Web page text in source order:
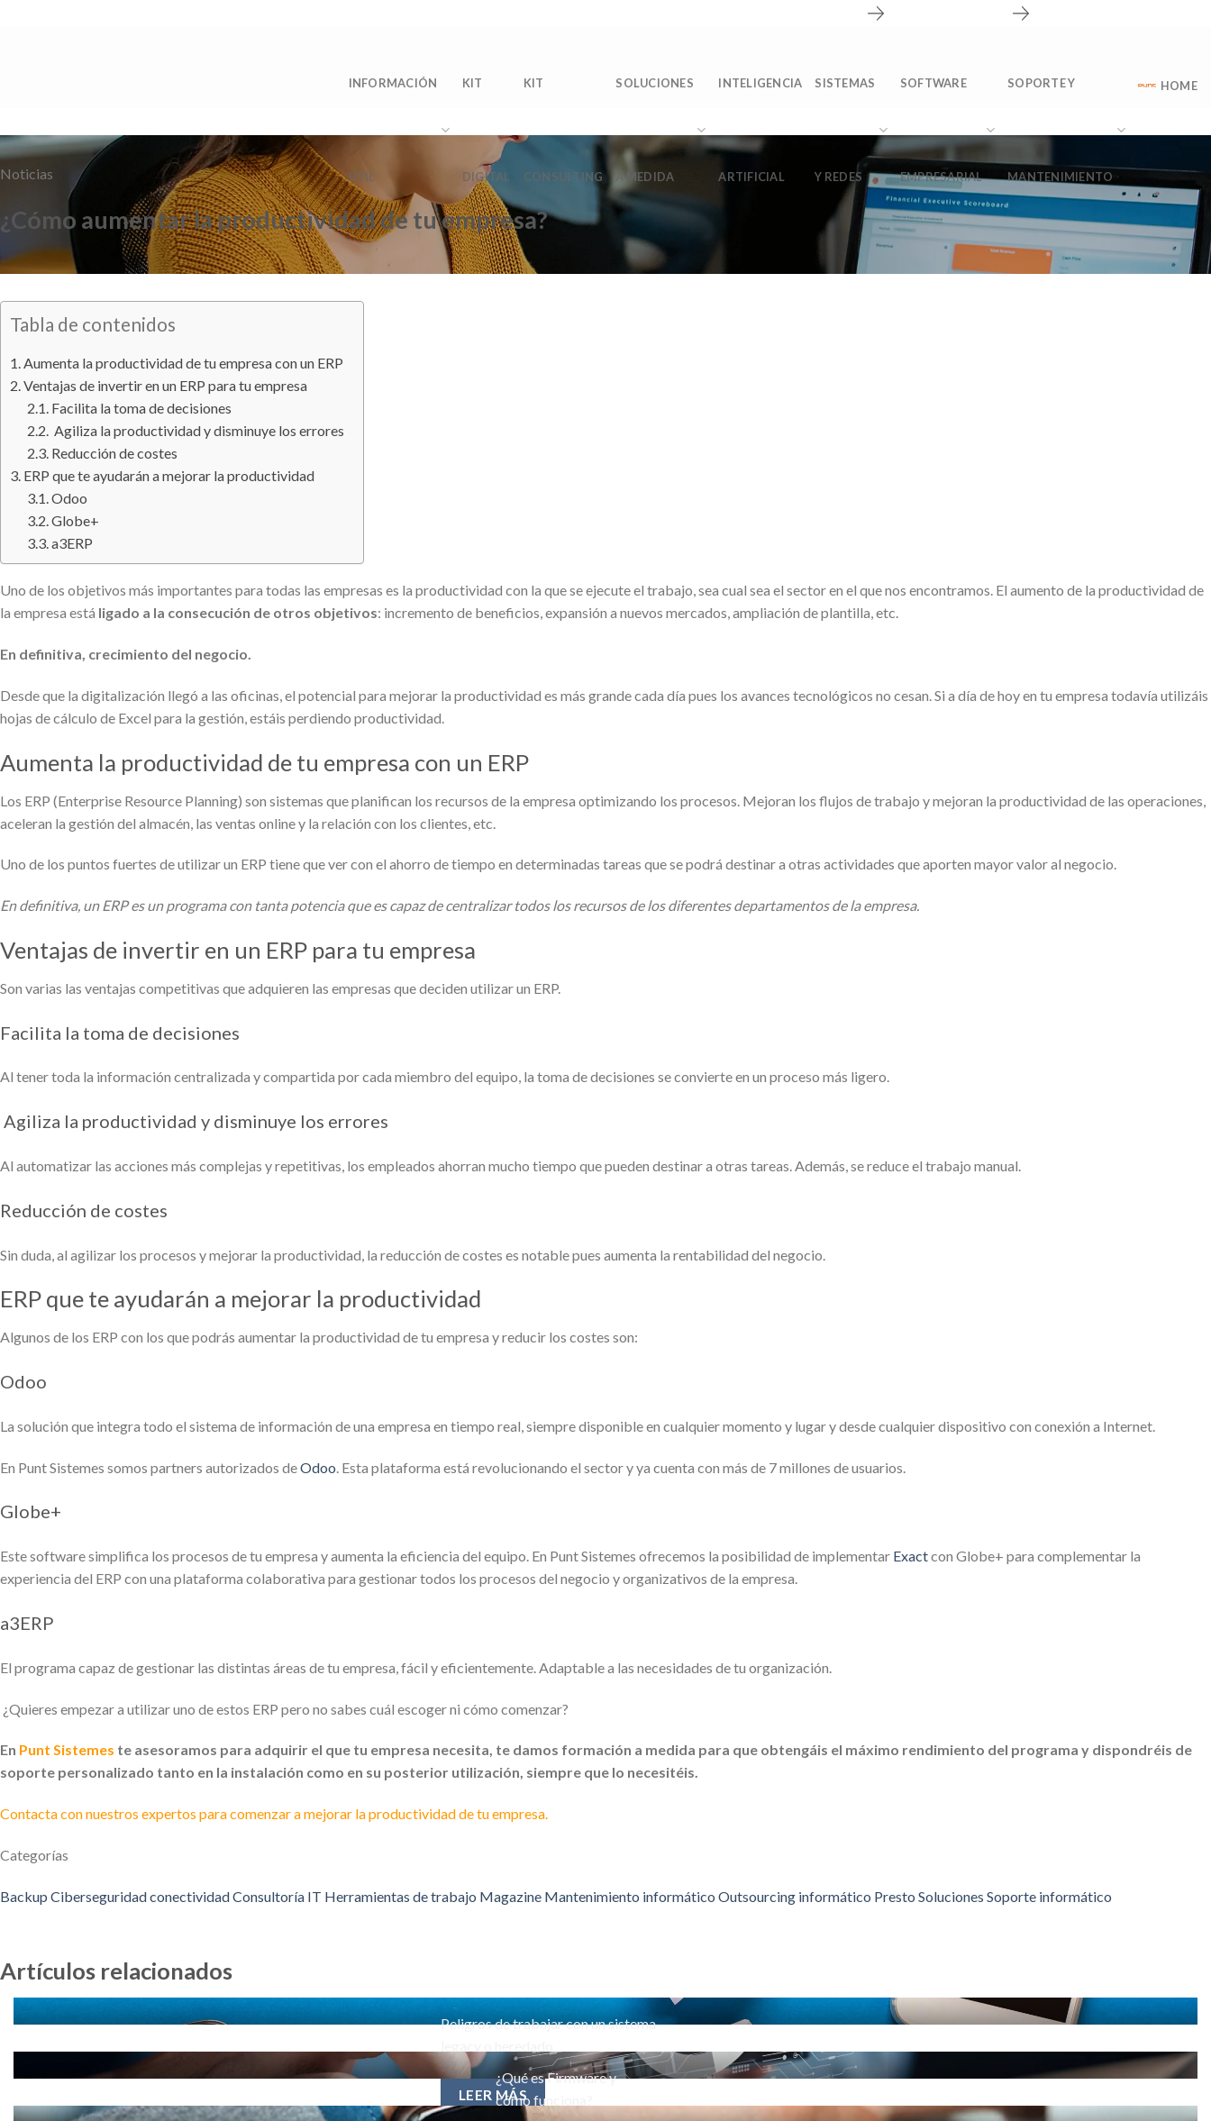
INFORMACIÓN
ÚTIL
KIT
DIGITAL
KIT
CONSULTING
SOLUCIONES
A MEDIDA
INTELIGENCIA
ARTIFICIAL
SISTEMAS
Y REDES
SOFTWARE
EMPRESARIAL
SOPORTE Y
MANTENIMIENTO
HOME
Noticias
¿Cómo aumentar la productividad de tu empresa?
Tabla de contenidos
Aumenta la productividad de tu empresa con un ERP
Ventajas de invertir en un ERP para tu empresa
Facilita la toma de decisiones
Agiliza la productividad y disminuye los errores
Reducción de costes
ERP que te ayudarán a mejorar la productividad
Odoo
Globe+
a3ERP
Uno de los objetivos más importantes para todas las empresas es la productividad con la que se ejecute el trabajo, sea cual sea el sector en el que nos encontramos. El aumento de la productividad de
la empresa está ligado a la consecución de otros objetivos: incremento de beneficios, expansión a nuevos mercados, ampliación de plantilla, etc.
En definitiva, crecimiento del negocio.
Desde que la digitalización llegó a las oficinas, el potencial para mejorar la productividad es más grande cada día pues los avances tecnológicos no cesan. Si a día de hoy en tu empresa todavía utilizáis
hojas de cálculo de Excel para la gestión, estáis perdiendo productividad.
Aumenta la productividad de tu empresa con un ERP
Los ERP (Enterprise Resource Planning) son sistemas que planifican los recursos de la empresa optimizando los procesos. Mejoran los flujos de trabajo y mejoran la productividad de las operaciones,
aceleran la gestión del almacén, las ventas online y la relación con los clientes, etc.
Uno de los puntos fuertes de utilizar un ERP tiene que ver con el ahorro de tiempo en determinadas tareas que se podrá destinar a otras actividades que aporten mayor valor al negocio.
En definitiva, un ERP es un programa con tanta potencia que es capaz de centralizar todos los recursos de los diferentes departamentos de la empresa.
Ventajas de invertir en un ERP para tu empresa
Son varias las ventajas competitivas que adquieren las empresas que deciden utilizar un ERP.
Facilita la toma de decisiones
Al tener toda la información centralizada y compartida por cada miembro del equipo, la toma de decisiones se convierte en un proceso más ligero.
Agiliza la productividad y disminuye los errores
Al automatizar las acciones más complejas y repetitivas, los empleados ahorran mucho tiempo que pueden destinar a otras tareas. Además, se reduce el trabajo manual.
Reducción de costes
Sin duda, al agilizar los procesos y mejorar la productividad, la reducción de costes es notable pues aumenta la rentabilidad del negocio.
ERP que te ayudarán a mejorar la productividad
Algunos de los ERP con los que podrás aumentar la productividad de tu empresa y reducir los costes son:
Odoo
La solución que integra todo el sistema de información de una empresa en tiempo real, siempre disponible en cualquier momento y lugar y desde cualquier dispositivo con conexión a Internet.
En Punt Sistemes somos partners autorizados deOdoo . Esta plataforma está revolucionando el sector y ya cuenta con más de 7 millones de usuarios.
Globe+
Este software simplifica los procesos de tu empresa y aumenta la eficiencia del equipo. En Punt Sistemes ofrecemos la posibilidad de implementar Exactcon Globe+ para complementar la
experiencia del ERP con una plataforma colaborativa para gestionar todos los procesos del negocio y organizativos de la empresa.
a3ERP
El programa capaz de gestionar las distintas áreas de tu empresa, fácil y eficientemente. Adaptable a las necesidades de tu organización.
¿Quieres empezar a utilizar uno de estos ERP pero no sabes cuál escoger ni cómo comenzar?
En Punt Sistemes te asesoramos para adquirir el que tu empresa necesita, te damos formación a medida para que obtengáis el máximo rendimiento del programa y dispondréis de
soporte personalizado tanto en la instalación como en su posterior utilización, siempre que lo necesitéis.
Contacta con nuestros expertos para comenzar a mejorar la productividad de tu empresa.
Categorías
Backup CiberseguridadconectividadConsultoría IT Herramientas de trabajo Magazine Mantenimiento informático Outsourcing informático Presto Soluciones Soporte informático
Artículos relacionados
Peligros de trabajar con un sistema
LEER MÁS
¿Qué es Firmware y
cómo funciona?